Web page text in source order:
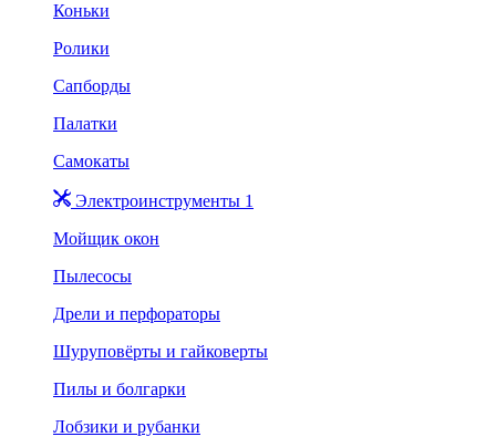
Коньки
Ролики
Сапборды
Палатки
Самокаты
Электроинструменты 1
Мойщик окон
Пылесосы
Дрели и перфораторы
Шуруповёрты и гайковерты
Пилы и болгарки
Лобзики и рубанки